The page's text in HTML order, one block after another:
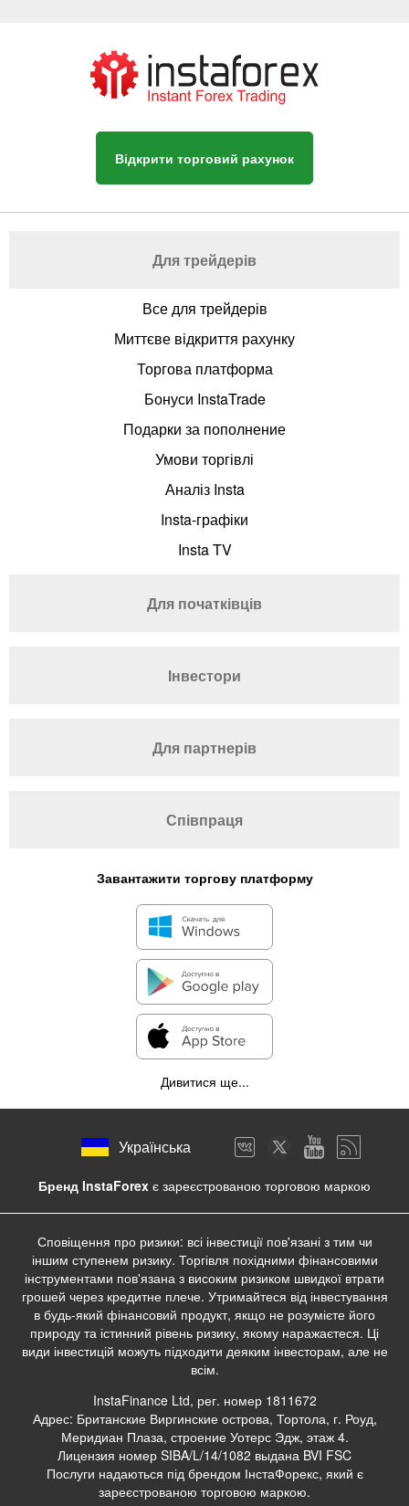
Відкрити торговий рахунок
Для трейдерів
Все для трейдерів
Миттєве відкриття рахунку
Торгова платформа
Бонуси InstaTrade
Подарки за пополнение
Умови торгівлі
Аналіз Insta
Insta-графіки
Insta TV
Для початківців
Інвестори
Для партнерів
Співпраця
Завантажити торгову платформу
Дивитися ще...
Українська
Бренд InstaForex є зареєстрованою торговою маркою
Сповіщення про ризики: всі інвестиції пов'язані з тим чи
іншим ступенем ризику. Торгівля похідними фінансовими
інструментами пов'язана з високим ризиком швидкої втрати
грошей через кредитне плече. Утримайтеся від інвестування
в будь-який фінансовий продукт, якщо не розумієте його
природу та істинний рівень ризику, якому наражаєтеся. Ці
види інвестицій можуть підходити деяким інвесторам, але не
всім.
InstaFinance Ltd, рег. номер 1811672
Адрес: Британские Виргинские острова, Тортола, г. Роуд,
Меридиан Плаза, строение Уотерс Эдж, этаж 4.
Лицензия номер SIBA/L/14/1082 выдана BVI FSC
Послуги надаються під брендом ІнстаФорекс, який є
зареєстрованою торговою маркою.